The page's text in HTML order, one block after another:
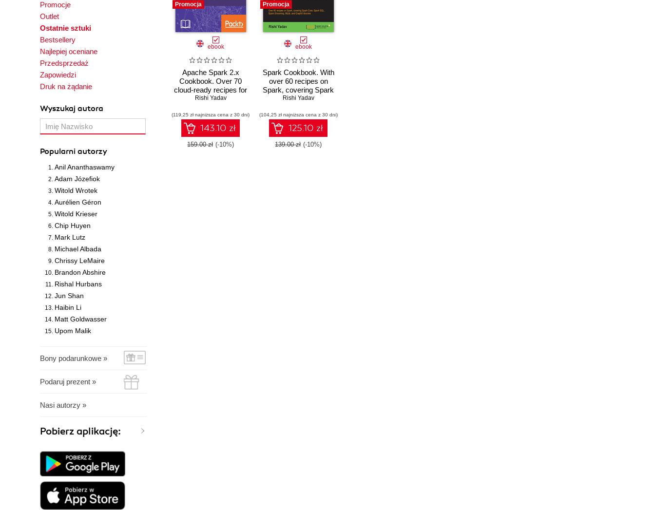
Promocje
Outlet
Ostatnie sztuki
Bestsellery
Najlepiej oceniane
Przedsprzedaż
Zapowiedzi
Druk na żądanie
Wyszukaj autora
Popularni autorzy
Anil Ananthaswamy
Adam Józefiok
Witold Wrotek
Aurélien Géron
Witold Krieser
Chip Huyen
Mark Lutz
Michael Albada
Chrissy LeMaire
Brandon Abshire
Rishal Hurbans
Jun Shan
Haibin Li
Matt Goldwasser
Upom Malik
Bony podarunkowe »
Podaruj prezent »
Nasi autorzy »
Pobierz aplikację:
Promocja
ebook
Apache Spark 2.x
Cookbook. Over 70
cloud-ready recipes for
distributed Big Data
analytics
Rishi Yadav
(119,25 zł najniższa cena z 30 dni)
143.10 zł
159.00 zł (-10%)
Promocja
ebook
Spark Cookbook. With
over 60 recipes on
Spark, covering Spark
Core, Spark SQL,
MLlib, and GraphX
libraries this is the
perfect Spark book to
always have by your
Rishi Yadav
(104,25 zł najniższa cena z 30 dni)
125.10 zł
139.00 zł (-10%)